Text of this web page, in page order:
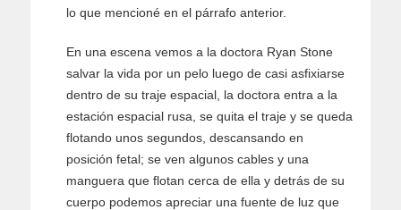
lo que mencioné en el párrafo anterior.
En una escena vemos a la doctora Ryan Stone
salvar la vida por un pelo luego de casi asfixiarse
dentro de su traje espacial, la doctora entra a la
estación espacial rusa, se quita el traje y se queda
flotando unos segundos, descansando en
posición fetal; se ven algunos cables y una
manguera que flotan cerca de ella y detrás de su
cuerpo podemos apreciar una fuente de luz que